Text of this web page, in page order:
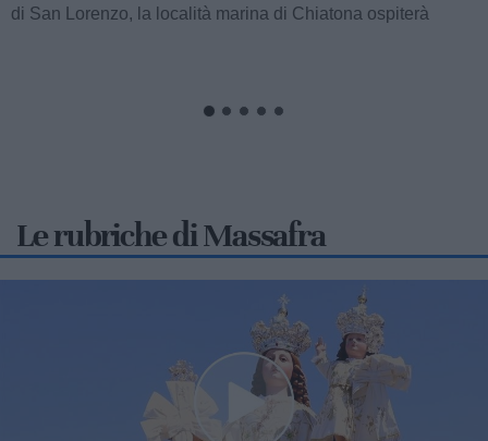
comunale guidata dalla sindaca Giancarla Zaccaro,
Le rubriche di Massafra